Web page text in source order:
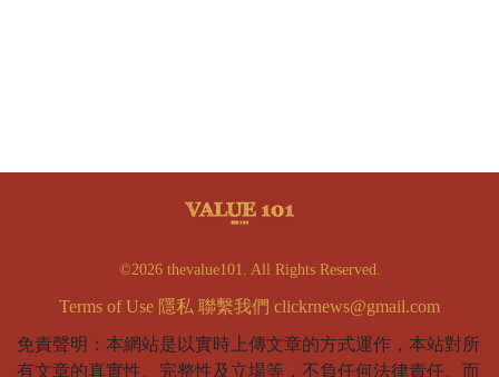
©2026 thevalue101. All Rights Reserved.
Terms of Use 隱私 聯繫我們 clickrnews@gmail.com
免責聲明：本網站是以實時上傳文章的方式運作，本站對所
有文章的真實性、完整性及立場等，不負任何法律責任。而